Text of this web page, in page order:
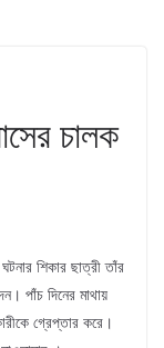
চালক
শিকার ছাত্রী তাঁর
পাঁচ দিনের মাথায়
গ্রেপ্তার করে।